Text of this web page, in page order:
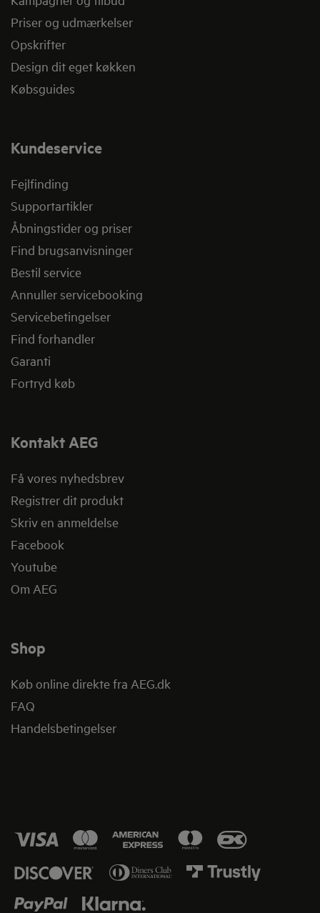
Priser og udmærkelser
Opskrifter
Design dit eget køkken
Købsguides
Kundeservice
Fejlfinding
Supportartikler
Åbningstider og priser
Find brugsanvisninger
Bestil service
Annuller servicebooking
Servicebetingelser
Find forhandler
Garanti
Fortryd køb
Kontakt AEG
Få vores nyhedsbrev
Registrer dit produkt
Skriv en anmeldelse
Facebook
Youtube
Om AEG
Shop
Køb online direkte fra AEG.dk
FAQ
Handelsbetingelser